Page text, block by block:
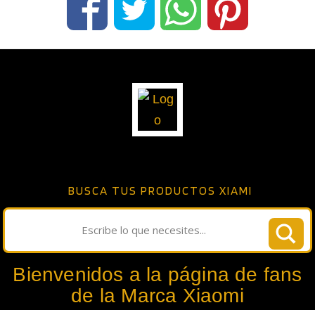
BUSCA TUS PRODUCTOS XIAMI
Bienvenidos a la página de fans
de la Marca Xiaomi